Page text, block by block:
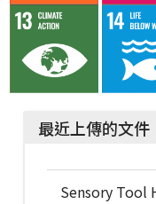
最近上傳的文件
Sensory Tool